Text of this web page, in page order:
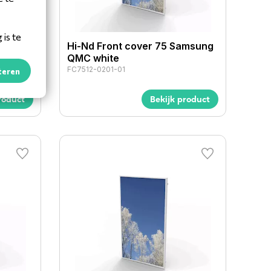
Hi-Nd Front cover 75 Samsung
QMC white
FC7512-0201-01
Bekijk product
is te